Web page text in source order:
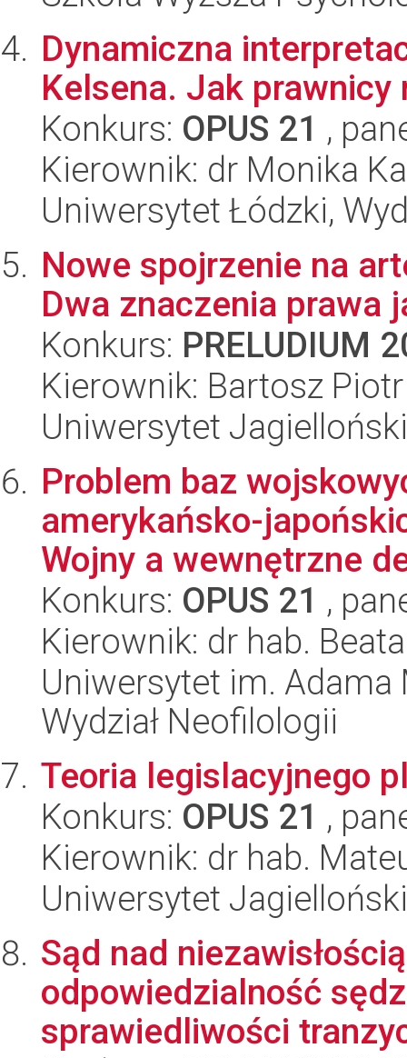
Dynamiczna
Kelsena. Jak prawnicy
Konkurs: OPUS 21 ,
Kierownik: dr Monika
Uniwersytet Łódzki,
Nowe spojrzenie na
Dwa znaczenia prawa
Konkurs: PRELUDIUM
Kierownik: Bartosz
Uniwersytet
Problem baz
amerykańsko-
Wojny a wewnętrzne
Konkurs: OPUS 21 ,
Kierownik: dr hab.
Uniwersytet im.
Wydział Neofilologii
Teoria legislacyjnego
Konkurs: OPUS 21 ,
Kierownik: dr hab.
Uniwersytet
Sąd nad
odpowiedzialność
sprawiedliwości